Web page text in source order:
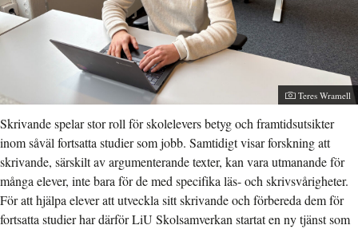
Fotograf:
Teres Wramell
Skrivande spelar stor roll för skolelevers betyg och framtidsutsikter
inom såväl fortsatta studier som jobb. Samtidigt visar forskning att
skrivande, särskilt av argumenterande texter, kan vara utmanande för
många elever, inte bara för de med specifika läs- och skrivsvårigheter.
För att hjälpa elever att utveckla sitt skrivande och förbereda dem för
fortsatta studier har därför LiU Skolsamverkan startat en ny tjänst som